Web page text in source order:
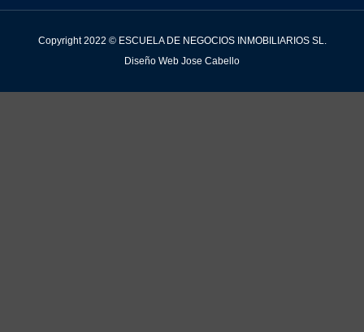
Copyright 2022 © ESCUELA DE NEGOCIOS INMOBILIARIOS SL.
Diseño Web Jose Cabello